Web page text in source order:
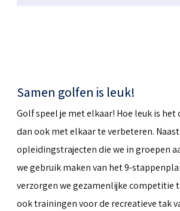
Samen golfen is leuk!
Golf speel je met elkaar! Hoe leuk is
dan ook met elkaar te verbeteren.
opleidingstrajecten die we in groepen
we gebruik maken van het 9-
verzorgen we gezamenlijke competitie
ook trainingen voor de recreatieve tak